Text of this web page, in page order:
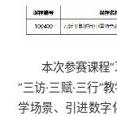
本次参赛课程
“三访·三赋·三行”
学场景、引进数字